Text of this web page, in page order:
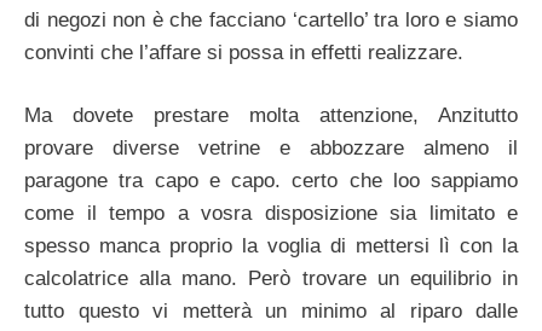
di negozi non è che facciano ‘cartello’ tra loro e siamo
convinti che l’affare si possa in effetti realizzare.
Ma dovete prestare molta attenzione, Anzitutto
provare diverse vetrine e abbozzare almeno il
paragone tra capo e capo. certo che loo sappiamo
come il tempo a vosra disposizione sia limitato e
spesso manca proprio la voglia di mettersi lì con la
calcolatrice alla mano. Però trovare un equilibrio in
tutto questo vi metterà un minimo al riparo dalle